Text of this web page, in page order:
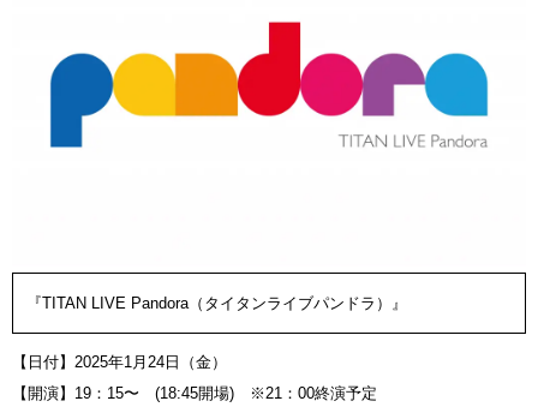
『TITAN LIVE Pandora（タイタンライブパンドラ）』
【日付】2025年1月24日（金）
【開演】19：15〜 (18:45開場) ※21：00終演予定